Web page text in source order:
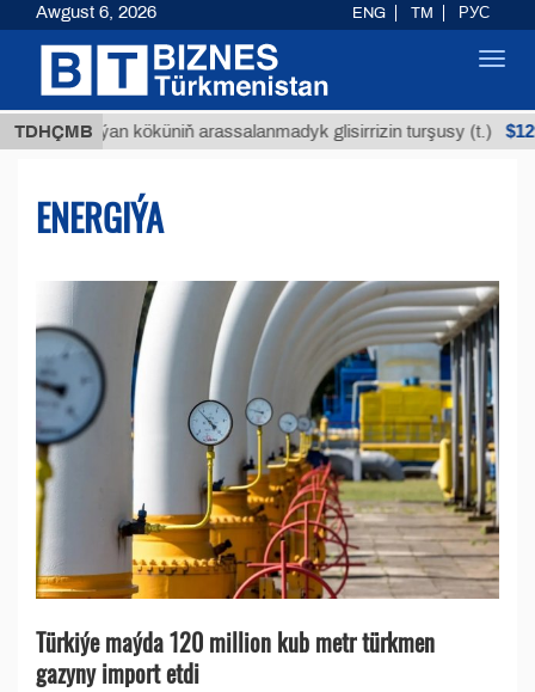
TDHÇMBköküniň arassalanmadyk glisirrizin turşusy (t.) $12935,18
ENERGIÝA
Türkiýe maýda 120 million kub metr türkmen
gazyny import etdi
Awgust 6, 2026 ENG TM РУС